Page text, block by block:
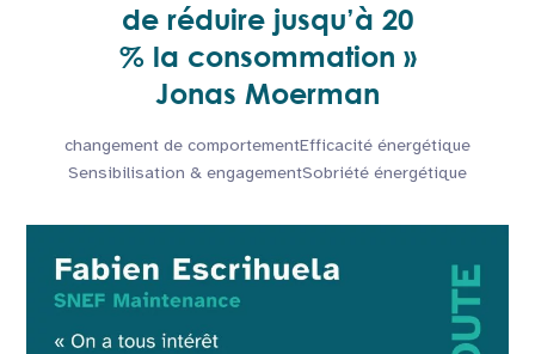
de réduire jusqu’à 20
% la consommation »
Jonas Moerman
changement de comportementEfficacité énergétique
Sensibilisation & engagementSobriété énergétique